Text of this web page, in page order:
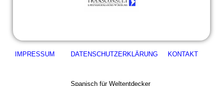
IMPRESSUM DATENSCHUTZERKLÄRUNG KONTAKT
Spanisch für Weltentdecker